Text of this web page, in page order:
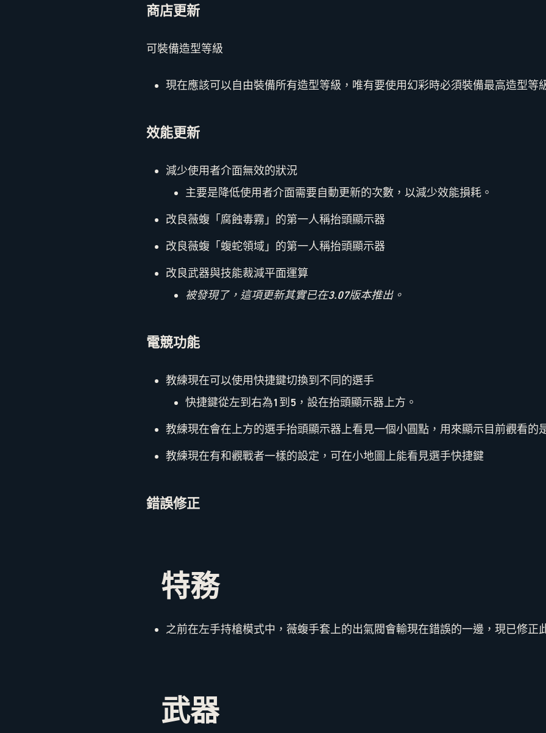
商店更新
可裝備造型等級
現在應該可以自由裝備所有造型等級，唯有要使用幻彩時必須裝備最高造型等
效能更新
減少使用者介面無效的狀況
主要是降低使用者介面需要自動更新的次數，以減少效能損耗。
改良薇蝮「腐蝕毒霧」的第一人稱抬頭顯示器
改良薇蝮「蝮蛇領域」的第一人稱抬頭顯示器
改良武器與技能裁減平面運算
被發現了，這項更新其實已在3.07版本推出。
電競功能
教練現在可以使用快捷鍵切換到不同的選手
快捷鍵從左到右為1到5，設在抬頭顯示器上方。
教練現在會在上方的選手抬頭顯示器上看見一個小圓點，用來顯示目前觀看的
教練現在有和觀戰者一樣的設定，可在小地圖上能看見選手快捷鍵
錯誤修正
特務
之前在左手持槍模式中，薇蝮手套上的出氣閥會輸現在錯誤的一邊，現已修正
武器